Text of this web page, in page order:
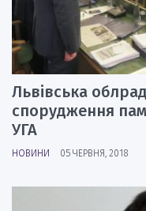
Львівська
спорудження
УГА
НОВИНИ 05 ЧЕРВНЯ, 2018